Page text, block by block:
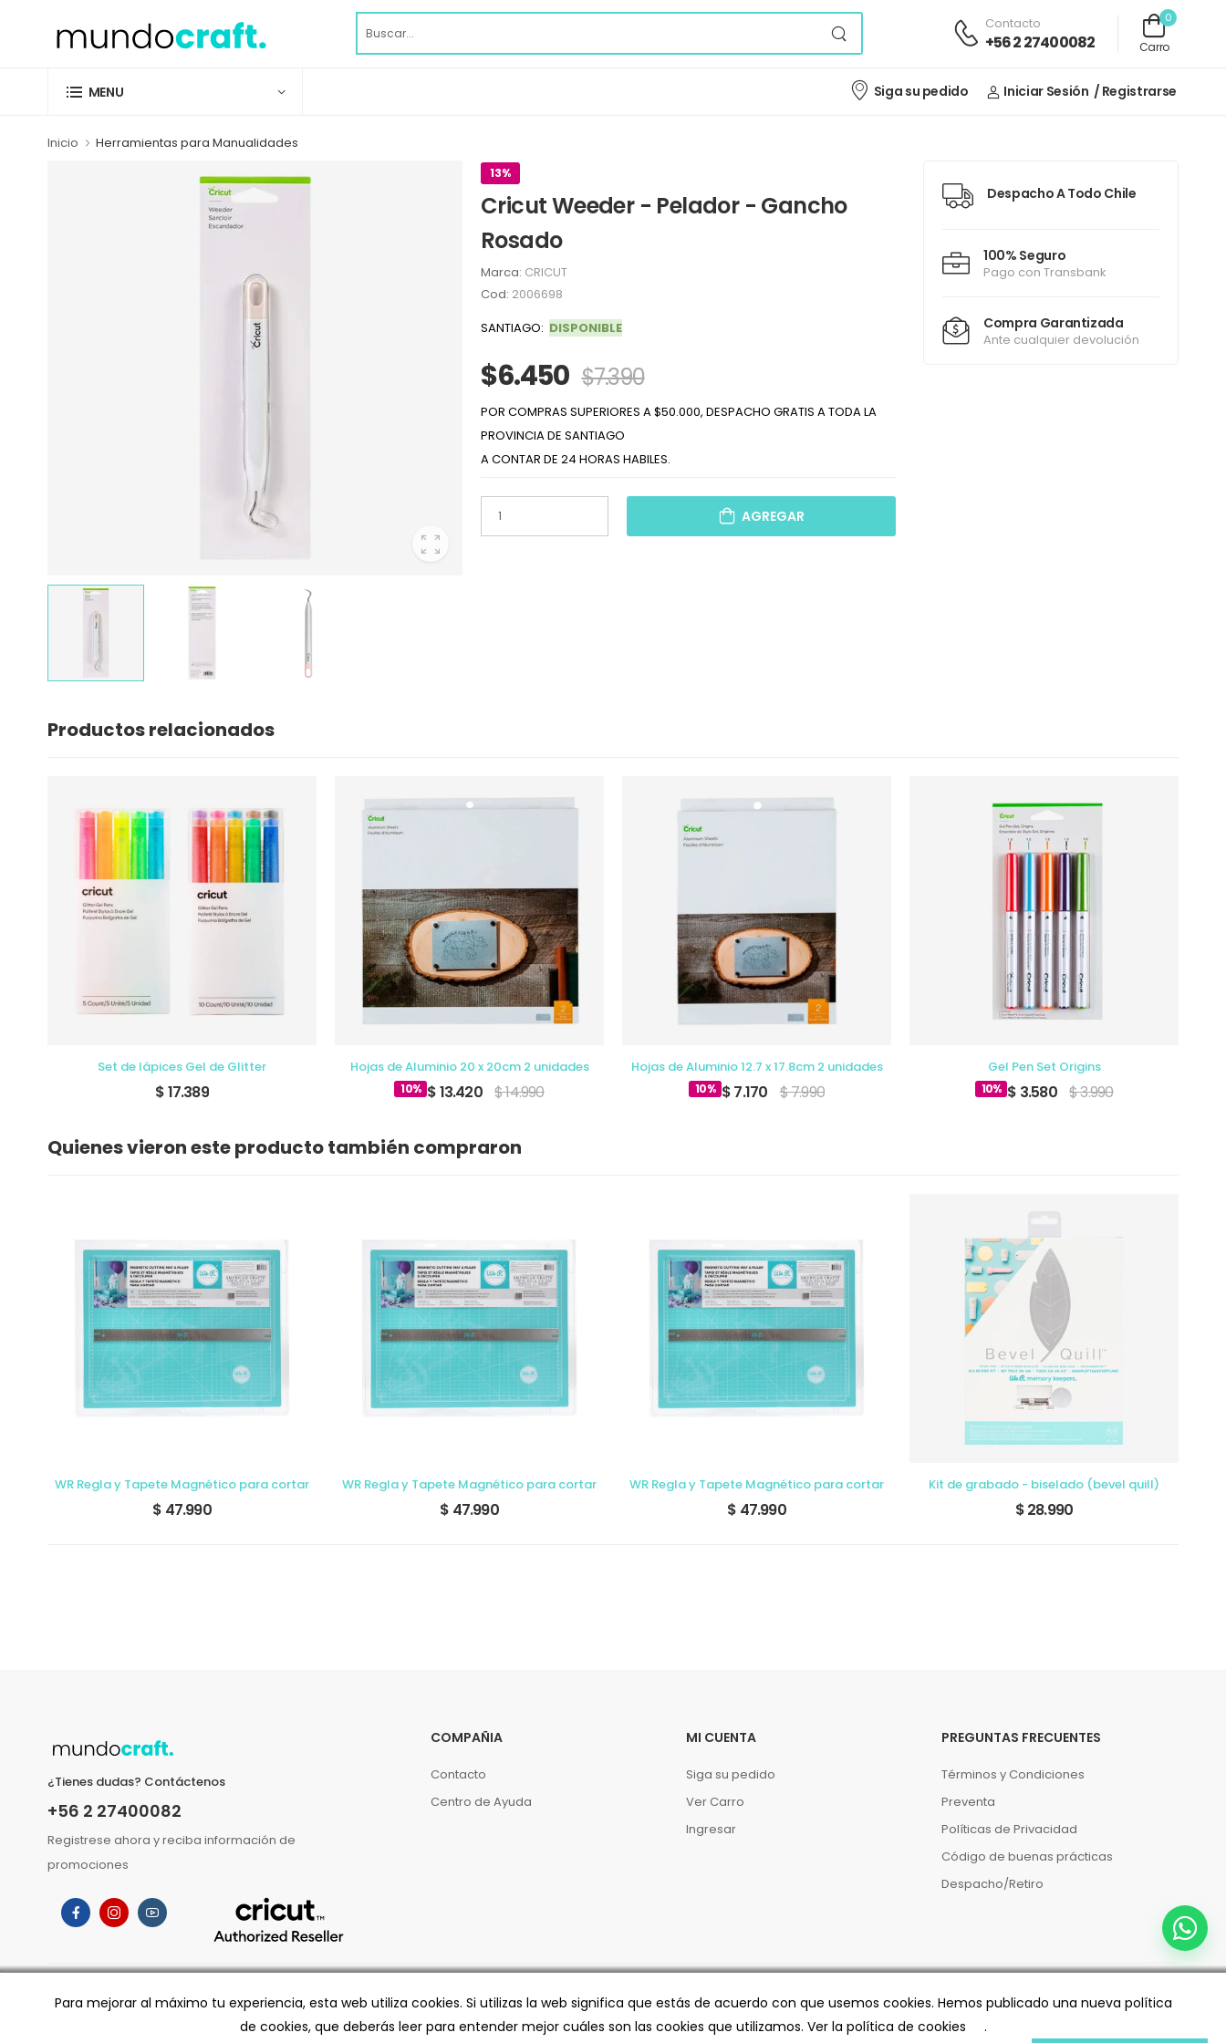
Contacto
+56 2 27400082
0
Carro
MENU Siga su pedido Iniciar Sesión / Registrarse
Inicio Herramientas para Manualidades
13%
Cricut Weeder - Pelador - Gancho
Rosado
Marca: CRICUT
Cod: 2006698
SANTIAGO: DISPONIBLE
$6.450 $7.390
POR COMPRAS SUPERIORES A $50.000, DESPACHO GRATIS A TODA LA
PROVINCIA DE SANTIAGO
A CONTAR DE 24 HORAS HABILES.
AGREGAR
Despacho A Todo Chile
100% Seguro
Pago con Transbank
Compra Garantizada
Ante cualquier devolución
Productos relacionados
Set de lápices Gel de Glitter
$ 17.389
Hojas de Aluminio 20 x 20cm 2 unidades
10% $ 13.420 $ 14.990
Hojas de Aluminio 12.7 x 17.8cm 2 unidades
10% $ 7.170 $ 7.990
Gel Pen Set Origins
10% $ 3.580 $ 3.990
Quienes vieron este producto también compraron
WR Regla y Tapete Magnético para cortar
$ 47.990
WR Regla y Tapete Magnético para cortar
$ 47.990
WR Regla y Tapete Magnético para cortar
$ 47.990
Kit de grabado - biselado (bevel quill)
$ 28.990
¿Tienes dudas? Contáctenos
+56 2 27400082
Registrese ahora y reciba información de
promociones
COMPAÑIA
Contacto
Centro de Ayuda
MI CUENTA
Siga su pedido
Ver Carro
Ingresar
PREGUNTAS FRECUENTES
Términos y Condiciones
Preventa
Políticas de Privacidad
Código de buenas prácticas
Despacho/Retiro
Para mejorar al máximo tu experiencia, esta web utiliza cookies. Si utilizas la web significa que estás de acuerdo con que usemos cookies. Hemos publicado una nueva política
de cookies, que deberás leer para entender mejor cuáles son las cookies que utilizamos. Ver la política de cookies .
;